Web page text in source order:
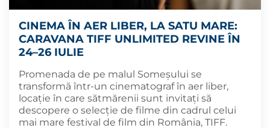
CINEMA ÎN AER LIBER, LA SATU MARE:
CARAVANA TIFF UNLIMITED REVINE ÎN
24–26 IULIE
Promenada de pe malul Someșului se
transformă într-un cinematograf în aer liber,
locație în care sătmărenii sunt invitați să
descopere o selecție de filme din cadrul celui
mai mare festival de film din România, TIFF.